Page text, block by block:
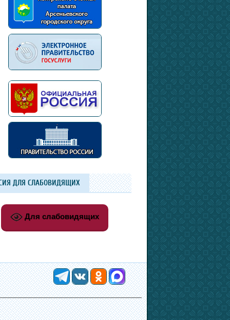
ДЛЯ СЛАБОВИДЯЩИХ
Для слабовидящих